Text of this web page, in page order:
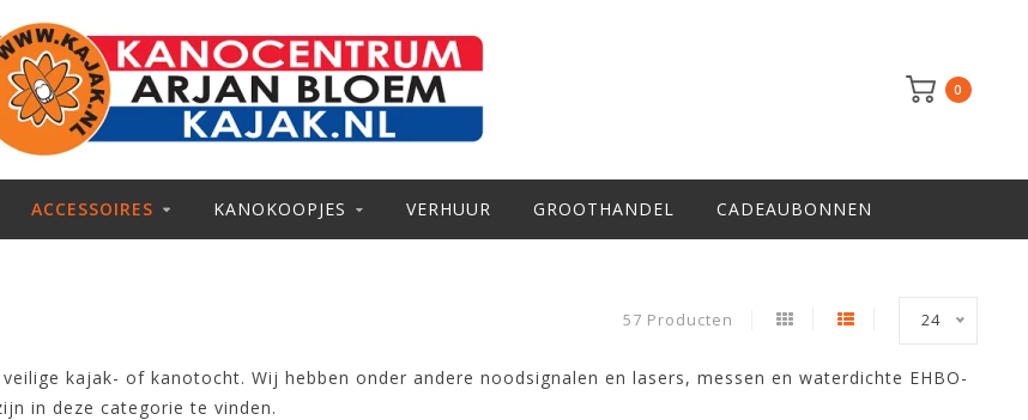
0
ACCESSOIRES KANOKOOPJES VERHUUR GROOTHANDEL CADEAUBONNEN
57 Producten 24
kajak- of kanotocht. Wij hebben onder andere noodsignalen en lasers, messen en waterdichte EHBO-
in deze categorie te vinden.